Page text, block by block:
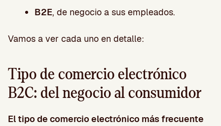
B2E, de negocio a sus empleados.
Vamos a ver cada uno en detalle:
Tipo de comercio electrónico
B2C: del negocio al consumidor
El tipo de comercio electrónico más frecuente